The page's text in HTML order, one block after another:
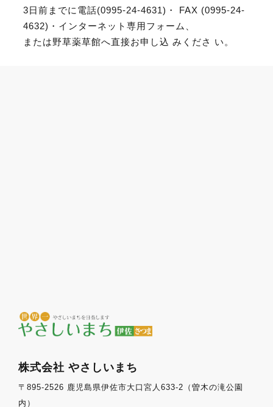
3日前までに電話(0995-24-4631)・ FAX (0995-24-
4632)・インターネット専用フォーム、
または野草薬草館へ直接お申し込 みくださ い。
株式会社 やさしいまち
〒895-2526 鹿児島県伊佐市大口宮人633-2（曽木の滝公園
内）